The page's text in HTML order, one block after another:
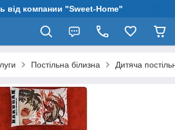
від компании "Sweet-Home"
Постільна білизна Дитяча